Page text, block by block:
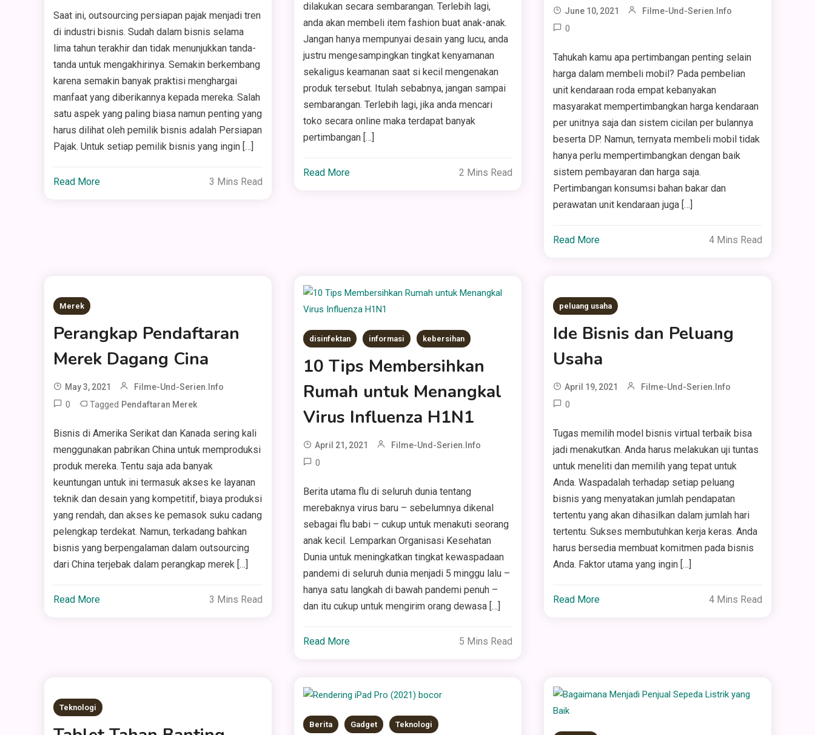
Saat ini, outsourcing persiapan pajak menjadi tren
di industri bisnis. Sudah dalam bisnis selama
lima tahun terakhir dan tidak menunjukkan tanda-
tanda untuk mengakhirinya. Semakin berkembang
karena semakin banyak praktisi menghargai
manfaat yang diberikannya kepada mereka. Salah
satu aspek yang paling biasa namun penting yang
harus dilihat oleh pemilik bisnis adalah Persiapan
Pajak. Untuk setiap pemilik bisnis yang ingin […]
Read More 3 Mins Read
dilakukan secara sembarangan. Terlebih lagi,
anda akan membeli item fashion buat anak-anak.
Jangan hanya mempunyai desain yang lucu, anda
justru mengesampingkan tingkat kenyamanan
sekaligus keamanan saat si kecil mengenakan
produk tersebut. Itulah sebabnya, jangan sampai
sembarangan. Terlebih lagi, jika anda mencari
toko secara online maka terdapat banyak
pertimbangan […]
Read More 2 Mins Read
June 10, 2021 Filme-Und-Serien.info
0
Tahukah kamu apa pertimbangan penting selain
harga dalam membeli mobil? Pada pembelian
unit kendaraan roda empat kebanyakan
masyarakat mempertimbangkan harga kendaraan
per unitnya saja dan sistem cicilan per bulannya
beserta DP. Namun, ternyata membeli mobil tidak
hanya perlu mempertimbangkan dengan baik
sistem pembayaran dan harga saja.
Pertimbangan konsumsi bahan bakar dan
perawatan unit kendaraan juga […]
Read More 4 Mins Read
Merek
Perangkap Pendaftaran
Merek Dagang Cina
May 3, 2021 Filme-Und-Serien.info
0 Tagged Pendaftaran Merek
Bisnis di Amerika Serikat dan Kanada sering kali
menggunakan pabrikan China untuk memproduksi
produk mereka. Tentu saja ada banyak
keuntungan untuk ini termasuk akses ke layanan
teknik dan desain yang kompetitif, biaya produksi
yang rendah, dan akses ke pemasok suku cadang
pelengkap terdekat. Namun, terkadang bahkan
bisnis yang berpengalaman dalam outsourcing
dari China terjebak dalam perangkap merek […]
Read More 3 Mins Read
disinfektan informasi kebersihan
10 Tips Membersihkan
Rumah untuk Menangkal
Virus Influenza H1N1
April 21, 2021 Filme-Und-Serien.info
0
Berita utama flu di seluruh dunia tentang
merebaknya virus baru – sebelumnya dikenal
sebagai flu babi – cukup untuk menakuti seorang
anak kecil. Lemparkan Organisasi Kesehatan
Dunia untuk meningkatkan tingkat kewaspadaan
pandemi di seluruh dunia menjadi 5 minggu lalu –
hanya satu langkah di bawah pandemi penuh –
dan itu cukup untuk mengirim orang dewasa […]
Read More 5 Mins Read
peluang usaha
Ide Bisnis dan Peluang
Usaha
April 19, 2021 Filme-Und-Serien.info
0
Tugas memilih model bisnis virtual terbaik bisa
jadi menakutkan. Anda harus melakukan uji tuntas
untuk meneliti dan memilih yang tepat untuk
Anda. Waspadalah terhadap setiap peluang
bisnis yang menyatakan jumlah pendapatan
tertentu yang akan dihasilkan dalam jumlah hari
tertentu. Sukses membutuhkan kerja keras. Anda
harus bersedia membuat komitmen pada bisnis
Anda. Faktor utama yang ingin […]
Read More 4 Mins Read
Teknologi
Berita Gadget Teknologi